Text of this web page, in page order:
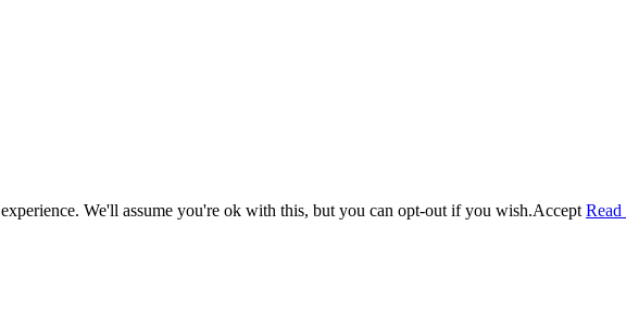
We'll assume you're ok with this, but you can opt-out if you wish.Accept